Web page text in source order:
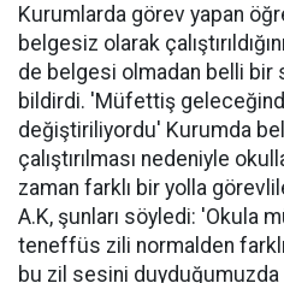
Kurumlarda görev yapan
belgesiz olarak
de belgesi olmadan belli bir
bildirdi. 'Müfettiş
değiştiriliyordu' Kurumda
çalıştırılması nedeniyle
zaman farklı bir yolla
A.K, şunları söyledi: 'Okula
teneffüs zili normalden
bu zil sesini